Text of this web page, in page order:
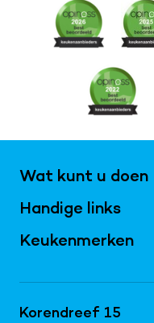
Wat kunt u doen
Maak een afspraak
Vraag magazine aan
Keukeninspiratie
Handige links
Best Beoordeeld
Keukenmerken
Korendreef 15